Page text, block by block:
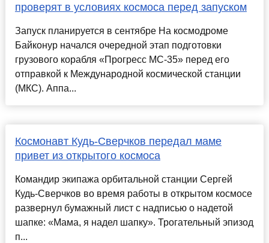
проверят в условиях космоса перед запуском
Запуск планируется в сентябре На космодроме
Байконур начался очередной этап подготовки
грузового корабля «Прогресс МС-35» перед его
отправкой к Международной космической станции
(МКС). Аппа...
Космонавт Кудь-Сверчков передал маме
привет из открытого космоса
Командир экипажа орбитальной станции Сергей
Кудь-Сверчков во время работы в открытом космосе
развернул бумажный лист с надписью о надетой
шапке: «Мама, я надел шапку». Трогательный эпизод
п...